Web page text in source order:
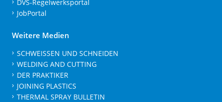
DVS-Regelwerksportal
JobPortal
Weitere Medien
SCHWEISSEN UND SCHNEIDEN
WELDING AND CUTTING
DER PRAKTIKER
JOINING PLASTICS
THERMAL SPRAY BULLETIN